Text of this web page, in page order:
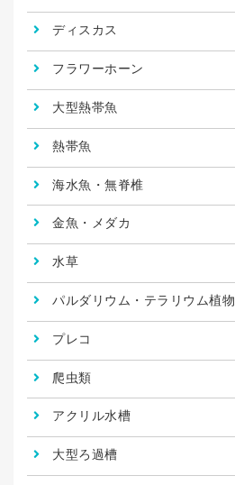
ディスカス
フラワーホーン
大型熱帯魚
熱帯魚
海水魚・無脊椎
金魚・メダカ
水草
パルダリウム・テラリウム植物
プレコ
爬虫類
アクリル水槽
大型ろ過槽